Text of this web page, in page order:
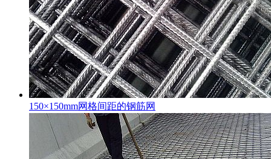
150×150mm网格间距的钢筋网